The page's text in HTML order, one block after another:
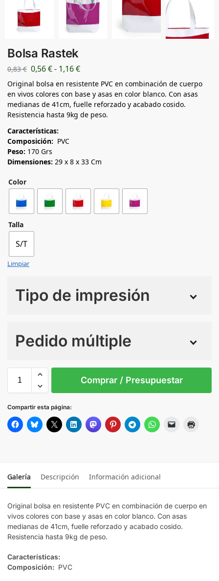
Bolsa Rastek
0,83€ 0,56€- 1,16€
Original bolsa en resistente PVC en combinación de cuerpo
en vivos colores con base y asas en color blanco. Con asas
medianas de 41cm, fuelle reforzado y acabado cosido.
Resistencia hasta 9kg de peso.
Características:
Composición: PVC
Peso: 170 Grs
Dimensiones: 29 x 8 x 33 Cm
Color
Talla
S/T
Limpiar
Tipo de impresión
Pedido múltiple
S/T
AZUL
ROJO
VERDE
Comprar / Presupuestar
Compartir esta página:
Galería Descripción Información adicional
Original bolsa en resistente PVC en combinación de cuerpo en
vivos colores con base y asas en color blanco. Con asas
medianas de 41cm, fuelle reforzado y acabado cosido.
Resistencia hasta 9kg de peso.
Características:
Composición: PVC